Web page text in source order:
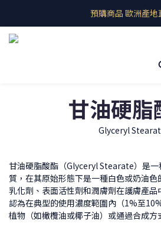
即期良品上架  最新優惠
預購商品 歐洲產地
甘油硬脂
Glyceryl
甘油硬脂酸酯（Glyceryl Stearate）是
質，在其原始形態下是一種白色或奶油
乳化劑、表面活性劑和潤膚劑在護膚產
認為在典型的使用濃度範圍內（1%至
植物（如橄欖油或椰子油）或通過合成方